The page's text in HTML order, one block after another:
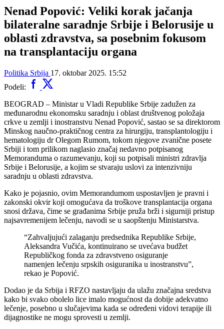
Nenad Popović: Veliki korak jačanja
bilateralne saradnje Srbije i Belorusije u
oblasti zdravstva, sa posebnim fokusom
na transplantaciju organa
Politika Srbija 17. oktobar 2025. 15:52
Podeli:
BEOGRAD – Ministar u Vladi Republike Srbije zadužen za
međunarodnu ekonomsku saradnju i oblast društvenog položaja
crkve u zemlji i inostranstvu Nenad Popović, sastao se sa direktorom
Minskog naučno-praktičnog centra za hirurgiju, transplantologiju i
hematologiju dr Olegom Rumom, tokom njegove zvanične posete
Srbiji i tom prilikom naglasio značaj nedavno potpisanog
Memoranduma o razumevanju, koji su potpisali ministri zdravlja
Srbije i Belorusije, a kojim se stvaraju uslovi za intenzivniju
saradnju u oblasti zdravstva.
Kako je pojasnio, ovim Memorandumom uspostavljen je pravni i
zakonski okvir koji omogućava da troškove transplantacija organa
snosi država, čime se građanima Srbije pruža brži i sigurniji pristup
najsavremenijem lečenju, navodi se u saopštenju Ministarstva.
“Zahvaljujući zalaganju predsednika Republike Srbije,
Aleksandra Vučića, kontinuirano se uvećava budžet
Republičkog fonda za zdravstveno osiguranje
namenjen lečenju srpskih osiguranika u inostranstvu”,
rekao je Popović.
Dodao je da Srbija i RFZO nastavljaju da ulažu značajna sredstva
kako bi svako obolelo lice imalo mogućnost da dobije adekvatno
lečenje, posebno u slučajevima kada se određeni vidovi terapije ili
dijagnostike ne mogu sprovesti u zemlji.